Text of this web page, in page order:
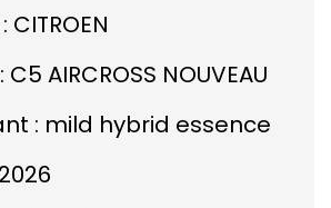
CITROEN
C5 AIRCROSS NOUVEAU
: mild hybrid essence